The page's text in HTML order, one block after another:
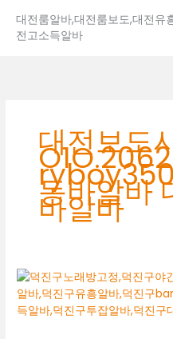
대전룸알바,대전룸보도,대전유
전고소득알바
대전보도
동바알바
바알바
대
전
보